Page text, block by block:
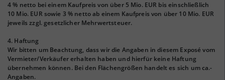
4 % netto bei einem Kaufpreis von über 5 Mio. EUR bis einschließlich
10 Mio. EUR sowie 3 % netto ab einem Kaufpreis von über 10 Mio. EUR
jeweils zzgl. gesetzlicher Mehrwertsteuer.
4. Haftung
Wir bitten um Beachtung, dass wir die Angaben in diesem Exposé vom
Vermieter/Verkäufer erhalten haben und hierfür keine Haftung
übernehmen können. Bei den Flächengrößen handelt es sich um ca.-
Angaben.